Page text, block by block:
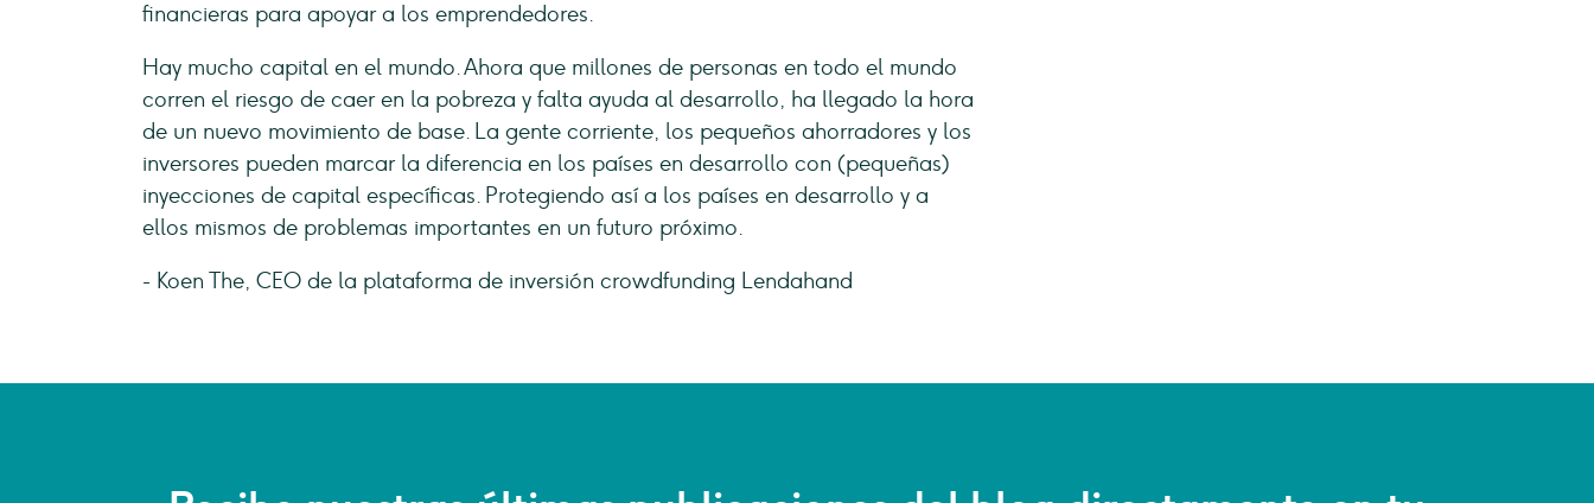
financieras para apoyar a los emprendedores.
Hay mucho capital en el mundo. Ahora que millones de personas en todo el mundo
corren el riesgo de caer en la pobreza y falta ayuda al desarrollo, ha llegado la hora
de un nuevo movimiento de base. La gente corriente, los pequeños ahorradores y los
inversores pueden marcar la diferencia en los países en desarrollo con (pequeñas)
inyecciones de capital específicas. Protegiendo así a los países en desarrollo y a
ellos mismos de problemas importantes en un futuro próximo.
- Koen The, CEO de la plataforma de inversión crowdfunding Lendahand